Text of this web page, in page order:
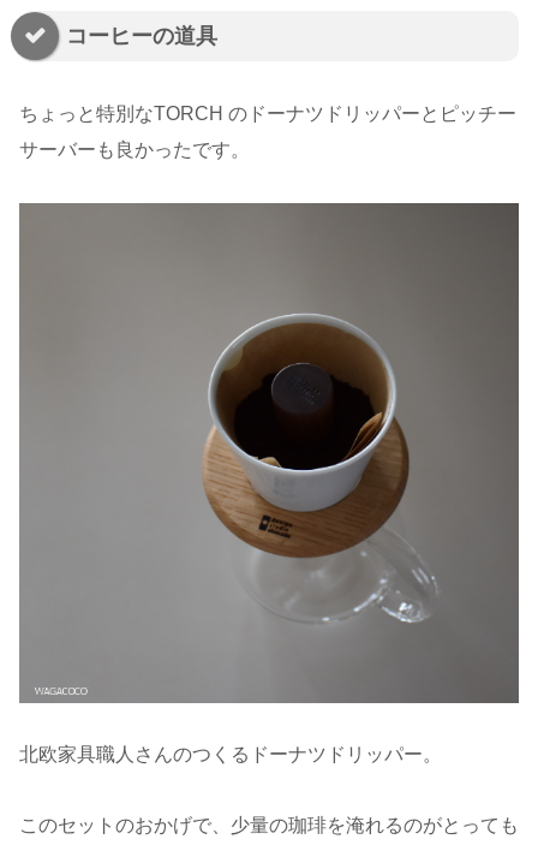
コーヒーの道具
ちょっと特別なTORCH のドーナツドリッパーとピッチー
サーバーも良かったです。
北欧家具職人さんのつくるドーナツドリッパー。
このセットのおかげで、少量の珈琲を淹れるのがとっても